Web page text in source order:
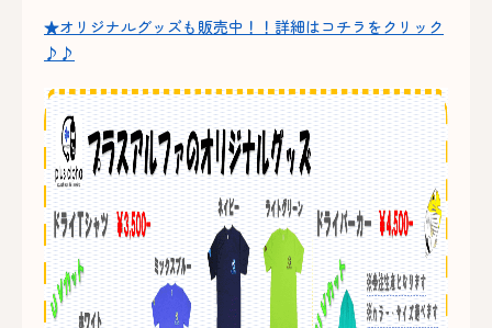
★オリジナルグッズも販売中！！詳細はコチラをクリック
♪♪